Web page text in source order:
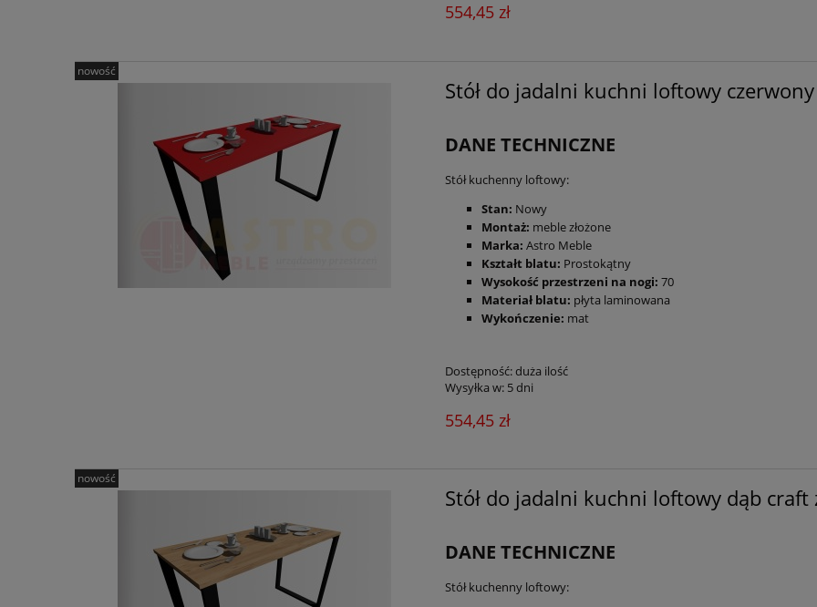
554,45 zł
Stół do jadalni kuchni loftowy czerwony
DANE TECHNICZNE
Stół kuchenny loftowy:
Stan: Nowy
Montaż: meble złożone
Marka: Astro Meble
Kształt blatu: Prostokątny
Wysokość przestrzeni na nogi: 70
Materiał blatu: płyta laminowana
Wykończenie: mat
Dostępność:duża ilość
Wysyłka w: 5 dni
554,45 zł
nowość
Stół do jadalni kuchni loftowy dąb craft
DANE TECHNICZNE
Stół kuchenny loftowy:
nowość